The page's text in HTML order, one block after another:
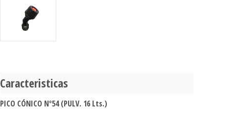
Caracteristicas
PICO CÓNICO Nº54 (PULV. 16 Lts.)